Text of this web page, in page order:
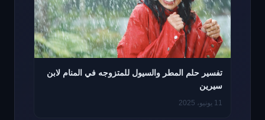
تفسير حلم المطر والسيول للمتزوجه في المنام لابن
سيرين
11 يونيو، 2025